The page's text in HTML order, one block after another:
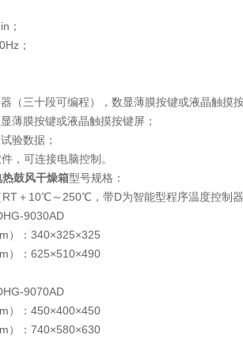
；
；
（三十段可编程），数显薄膜按键或液晶触摸
薄膜按键或液晶触摸按键屏；
验数据；
，可连接电脑控制。
鼓风干燥箱型号规格：
RT＋10℃～250℃，带D为智能型程序温度控制
9030AD
）：340×325×325
）：625×510×490
9070AD
）：450×400×450
）：740×580×630